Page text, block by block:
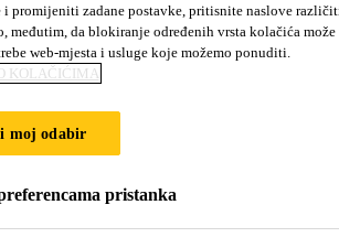
i promijeniti zadane postavke, pritisnite naslove
međutim, da blokiranje određenih vrsta kolačića može
web-mjesta i usluge koje možemo ponuditi.
KOLAČIĆIMA
moj odabir
pristanka